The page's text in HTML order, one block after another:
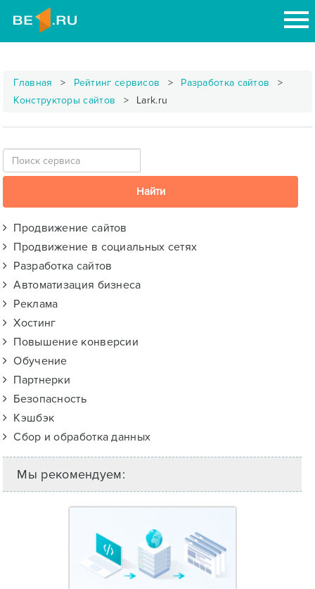
Главная Рейтинг сервисов
Разработка сайтов
Конструкторы сайтов
Lark.ru
Продвижение сайтов
Продвижение в социальных сетях
Разработка сайтов
Автоматизация бизнеса
Реклама
Хостинг
Повышение конверсии
Обучение
Партнерки
Безопасность
Кэшбэк
Сбор и обработка данных
Мы рекомендуем: